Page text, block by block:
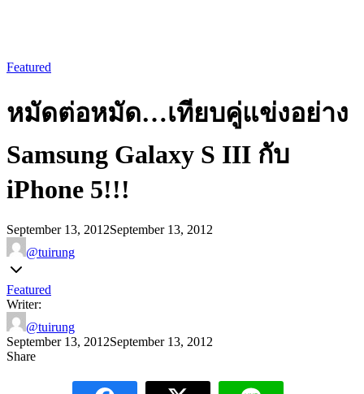
Featured
หมัดต่อหมัด…เทียบคู่แข่งอย่าง
Samsung Galaxy S III กับ
iPhone 5!!!
September 13, 2012September 13, 2012
@tuirung
Featured
Writer:
@tuirung
September 13, 2012September 13, 2012
Share